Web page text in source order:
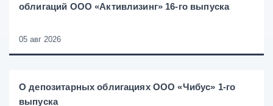
облигаций ООО «Активлизинг» 16-го выпуска
05 авг 2026
О депозитарных облигациях ООО «Чибус» 1-го
выпуска